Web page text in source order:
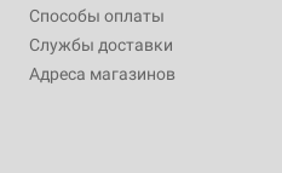
Способы оплаты
Службы доставки
Адреса магазинов